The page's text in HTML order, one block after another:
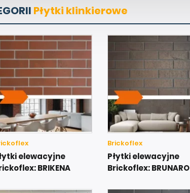
Płytki klinkierowe
elewacyjne
BRIKENA
Brickoflex
Płytki elewacyjne
Brickoflex: BRUNARO